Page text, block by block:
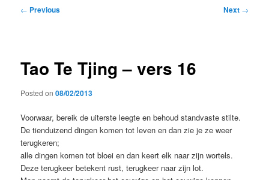
Post
← Previous Next →
Tao Te Tjing – vers 16
Posted on08/02/2013
Voorwaar, bereik de uiterste leegte en behoud standvaste stilte.
De tienduizend dingen komen tot leven en dan zie je ze weer
terugkeren;
alle dingen komen tot bloei en dan keert elk naar zijn wortels.
Deze terugkeer betekent rust, terugkeer naar zijn lot.